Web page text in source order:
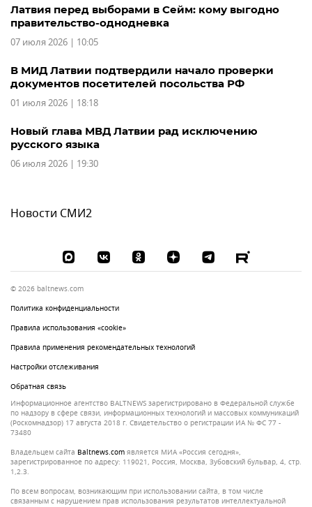
Латвия перед выборами в Сейм: кому выгодно
правительство-однодневка
07 июля 2026 | 10:05
В МИД Латвии подтвердили начало проверки
документов посетителей посольства РФ
01 июля 2026 | 18:18
Новый глава МВД Латвии рад исключению
русского языка
06 июля 2026 | 19:30
Новости СМИ2
© 2026 baltnews.com
Политика конфиденциальности
Правила использования «cookie»
Правила применения рекомендательных технологий
Настройки отслеживания
Обратная связь
Информационное агентство BALTNEWS зарегистрировано в Федеральной службе
по надзору в сфере связи, информационных технологий и массовых коммуникаций
(Роскомнадзор) 17 августа 2018 г. Свидетельство о регистрации ИА № ФС 77 -
73480
Владельцем сайта
baltnews.com является МИА «Россия сегодня»,
зарегистрированное по адресу: 119021, Россия, Москва, Зубовский бульвар, 4, стр.
1,2.3.
По всем вопросам, возникающим при использовании сайта, в том числе
связанным с нарушением прав использования результатов интеллектуальной